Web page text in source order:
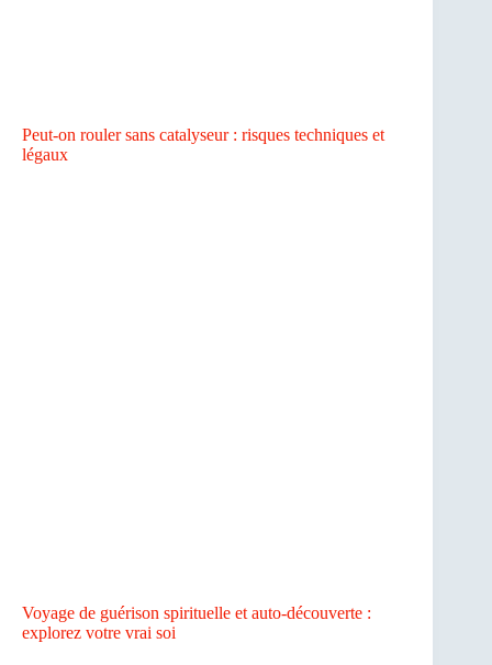
Peut-on rouler sans catalyseur : risques techniques et
légaux
Voyage de guérison spirituelle et auto-découverte :
explorez votre vrai soi